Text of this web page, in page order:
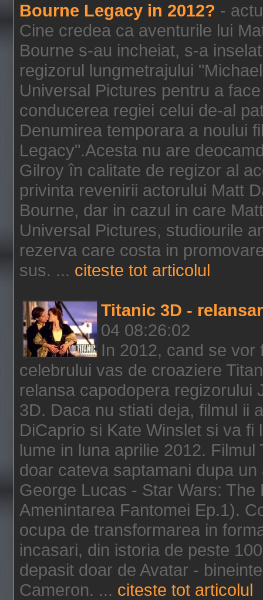
Bourne Legacy in 2012? -
Cine credea ca aventurile lui
Bourne s-au incheiat, s-a
regizorul lungmetrajului
Universal Pictures pentru a
conducerea regiei celui de-al
Denumirea temporara a noului
Legacy".Acesta nu are
Gilroy în calitate de regizor al
privinta revenirii actorului Matt
Bourne, dar in cazul in care
Universal Pictures, studiourile
rezerva care costa in
sus. ... citeste tot articolul
Titanic 3D -
04 08:26:02
In 2012, cand se
celebrului vas de croaziere
relansa capodopera regizorului
3D. Daca nu stiati deja, filmul ii
DiCaprio si Kate Winslet si va
lume in luna aprilie 2012.
doar cateva saptamani dupa
George Lucas - Star Wars:
Amenintarea Fantomei Ep.1).
ocupa de transformarea in
incasari, din istoria de peste
depasit doar de Avatar -
Cameron. ... citeste tot articolul